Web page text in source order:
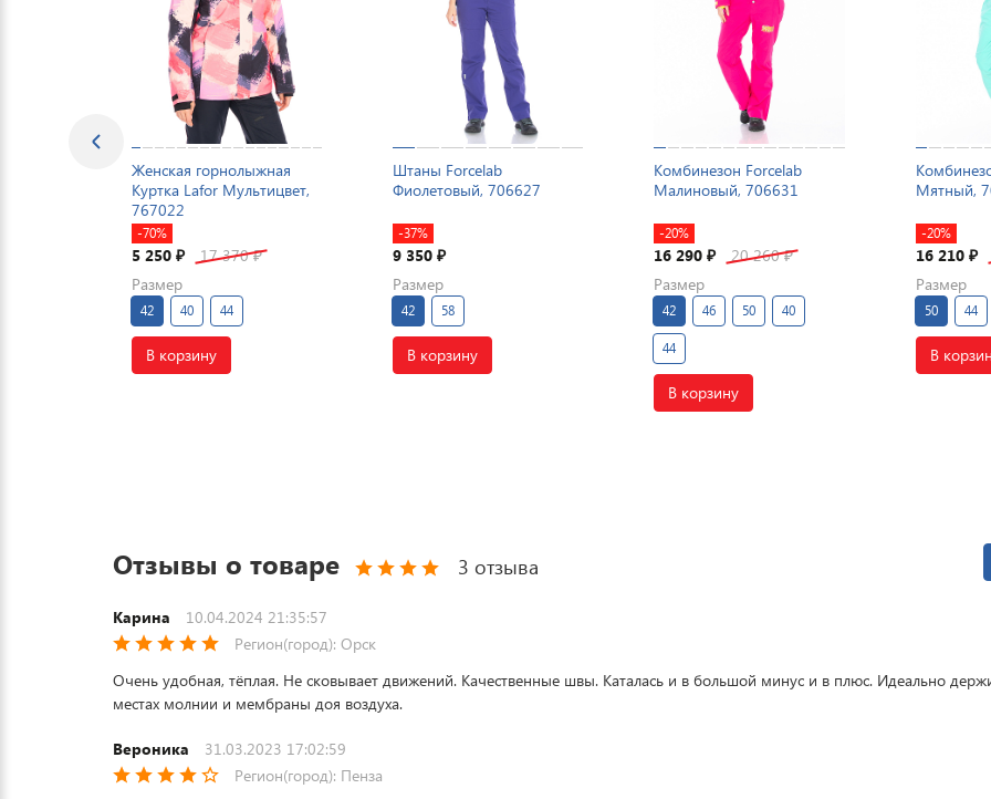
Женская горнолыжная
Куртка Lafor Мультицвет,
767022
-70%
5 250 ₽ 17 370₽
Размер
42 40 44
В корзину
Штаны Forcelab
Фиолетовый, 706627
-37%
9 350₽
Размер
42 58
В корзину
Комбинезон Forcelab
Малиновый, 706631
-20%
16 290₽ 20 260₽
Размер
42 46 50 40
44
В корзину
Мятный,
-20%
16 210 ₽
Размер
50 44
В
Отзывы о товаре 3 отзыва
Карина
10.04.2024 21:35:57
Регион(город): Орск
Очень удобная, тёплая. Не сковывает движений. Качественные швы. Каталась и в большой минус и в плюс. Идеально
местах молнии и мембраны доя воздуха.
Вероника
31.03.2023 17:02:59
Регион(город): Пенза